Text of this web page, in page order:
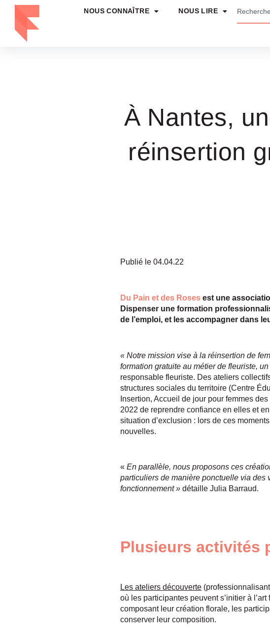
NOUS CONNAÎTRE NOUS LIRE
À Nantes,
réinsertion
Publié le 04.04.22
Du Pain et des Roses est une
Dispenser une formation
de l’emploi, et les accompagner dans
« Notre mission vise à la réinsertion de
formation gratuite au métier de fleuriste,
responsable fleuriste. Des ateliers
structures sociales du territoire (Centre
Insertion, Accueil de jour pour femmes
2022 de reprendre confiance en elles et
situation d’exclusion : lors de ces
nouvelles.
« En parallèle, nous proposons ces
particuliers de manière ponctuelle via des
fonctionnement » détaille Julia Barraud.
Plusieurs activités
Les ateliers découverte
où les participantes peuvent s’initier à
composant leur création florale, les
conserver leur composition.